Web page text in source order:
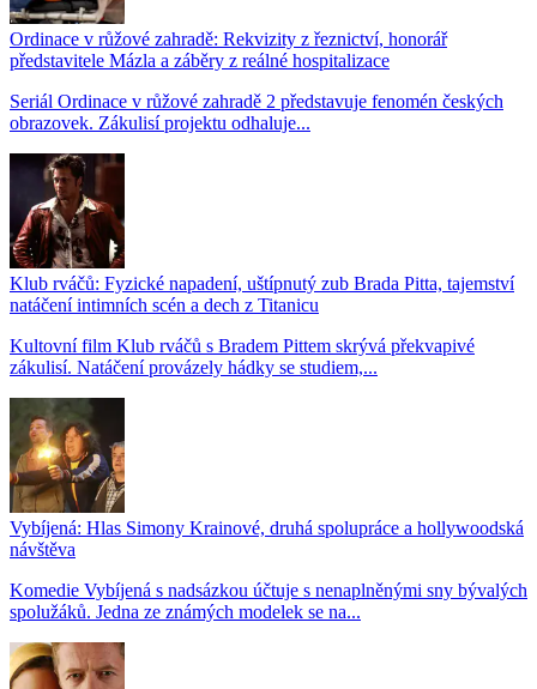
Ordinace v růžové zahradě: Rekvizity z řeznictví, honorář
představitele Mázla a záběry z reálné hospitalizace
Seriál Ordinace v růžové zahradě 2 představuje fenomén českých
obrazovek. Zákulisí projektu odhaluje...
Klub rváčů: Fyzické napadení, uštípnutý zub Brada Pitta, tajemství
natáčení intimních scén a dech z Titanicu
Kultovní film Klub rváčů s Bradem Pittem skrývá překvapivé
zákulisí. Natáčení provázely hádky se studiem,...
Vybíjená: Hlas Simony Krainové, druhá spolupráce a hollywoodská
návštěva
Komedie Vybíjená s nadsázkou účtuje s nenaplněnými sny bývalých
spolužáků. Jedna ze známých modelek se na...